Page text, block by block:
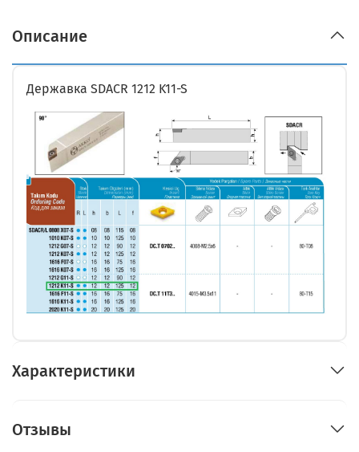
Описание
Державка SDACR 1212 K11-S
Характеристики
Отзывы